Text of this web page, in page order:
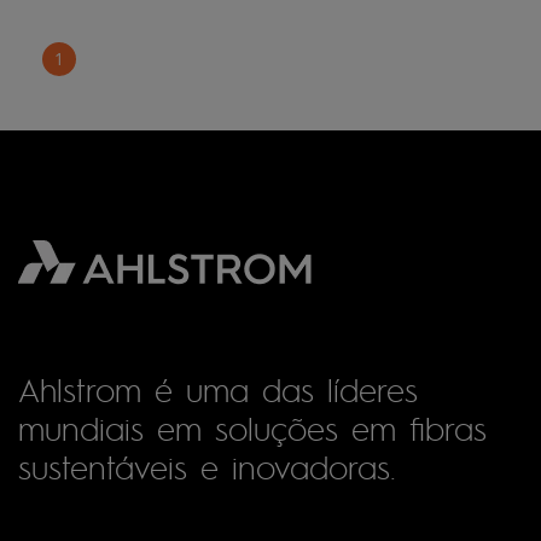
1
Ahlstrom é uma das líderes
mundiais em soluções em fibras
sustentáveis e inovadoras.